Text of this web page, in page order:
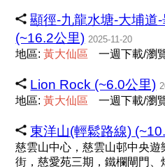
顯徑-九龍水塘-大埔道
(~16.2公里) 2025-11-20
地區:黃大仙區 一週下載/瀏
Lion Rock (~6.0公里)
地區:黃大仙區 一週下載/瀏
東洋山(輕鬆路線)
慈雲山中心，慈雲山邨中央
街，慈愛苑三期，鐵欄閘門